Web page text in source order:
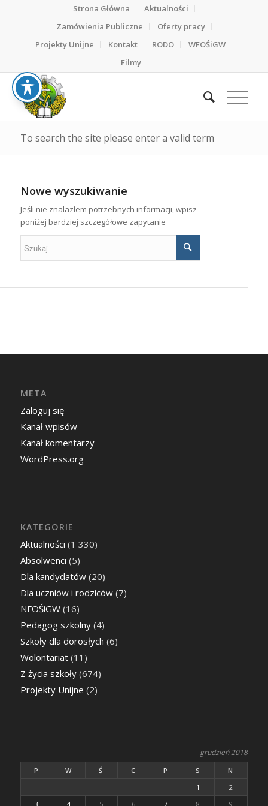
Strona Główna
Aktualności
Zamówienia Publiczne
Oferty pracy
Projekty Unijne
Kontakt RODO
WFOŚiGW
Filmy
To search the site please enter a valid term
Nowe wyszukiwanie
Jeśli nie znalazłem potrzebnych informacji, wpisz
poniżej bardziej szczegółowe zapytanie
META
Zaloguj się
Kanał wpisów
Kanał komentarzy
WordPress.org
KATEGORIE
Aktualności (1 330)
Absolwenci (5)
Dla kandydatów(20)
Dla uczniów i rodziców(7)
NFOŚiGW(16)
Pedagog szkolny(4)
Szkoły dla dorosłych (6)
Wolontariat(11)
Z życia szkoły(674)
Projekty Unijne (2)
grudzień 2018
P W Ś C P S
N
1
2
3
4 5 6 7 8 9